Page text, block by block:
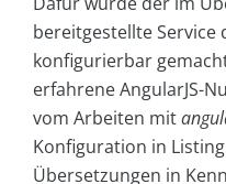
bereitgestellte
konfigurierbar
erfahrene AngularJS-
vom Arbeiten mit
Konfiguration in
Übersetzungen in